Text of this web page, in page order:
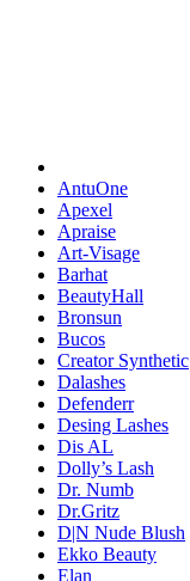
AntuOne
Apexel
Apraise
Art-Visage
Barhat
BeautyHall
Bronsun
Bucos
Creator Synthetic
Dalashes
Defenderr
Desing Lashes
Dis AL
Dolly’s Lash
Dr. Numb
Dr.Gritz
D|N Nude Blush
Ekko Beauty
Elan